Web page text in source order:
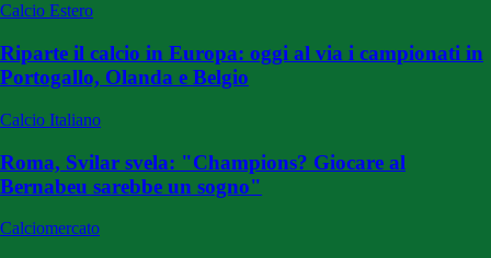
Calcio Estero
Riparte il calcio in Europa: oggi al via i campionati in
Portogallo, Olanda e Belgio
Calcio Italiano
Roma, Svilar svela: "Champions? Giocare al
Bernabeu sarebbe un sogno"
Calciomercato